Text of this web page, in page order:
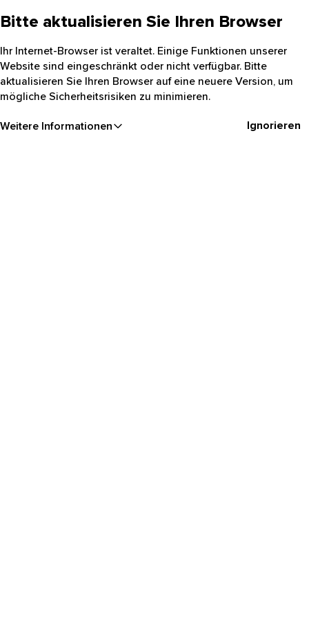
Bitte aktualisieren Sie Ihren Browser
Ihr Internet-Browser ist veraltet. Einige Funktionen unserer
Website sind eingeschränkt oder nicht verfügbar. Bitte
aktualisieren Sie Ihren Browser auf eine neuere Version, um
mögliche Sicherheitsrisiken zu minimieren.
Weitere Informationen Ignorieren